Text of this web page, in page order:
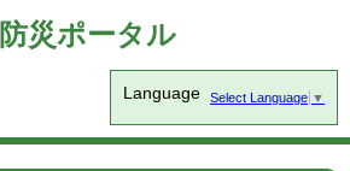
災ポータル
Language Select Language ▼